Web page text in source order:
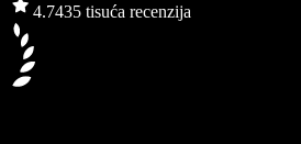
4.7435 tisuća recenzija